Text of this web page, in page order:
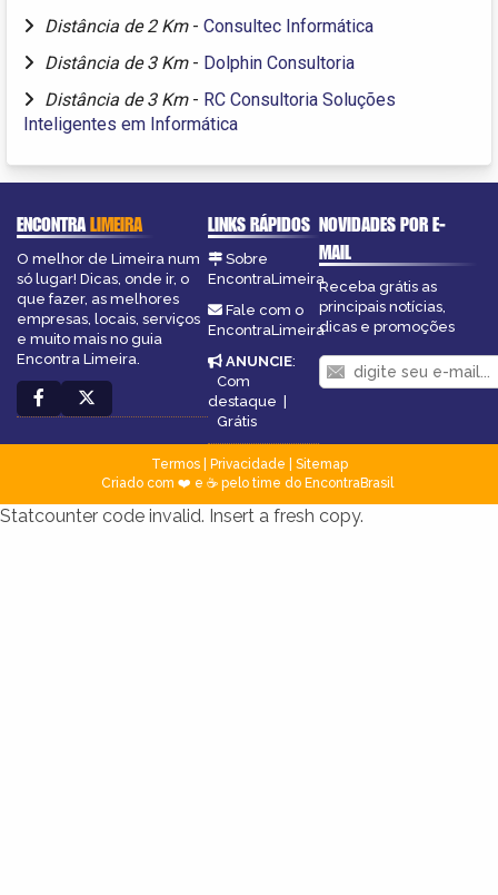
Distância de 2 Km - Consultec Informática
Distância de 3 Km - Dolphin Consultoria
Distância de 3 Km - RC Consultoria Soluções
Inteligentes em Informática
ENCONTRALIMEIRA
O melhor de Limeira num
só lugar! Dicas, onde ir, o
que fazer, as melhores
empresas, locais, serviços
e muito mais no guia
Encontra Limeira.
LINKS RÁPIDOS
Sobre
EncontraLimeira
Fale com o
EncontraLimeira
ANUNCIE:
Com
destaque |
Grátis
NOVIDADES POR E-
MAIL
Receba grátis as
principais notícias,
dicas e promoções
Termos| Privacidade
Sitemap
Criado com ❤️ e ☕ pelo time do EncontraBrasil
Statcounter code invalid. Insert a fresh copy.